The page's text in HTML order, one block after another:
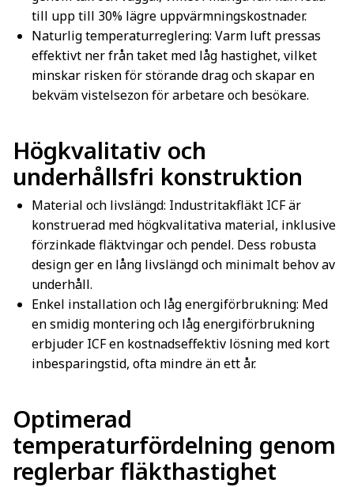
till upp till 30% lägre uppvärmningskostnader.
Naturlig temperaturreglering: Varm luft pressas
effektivt ner från taket med låg hastighet, vilket
minskar risken för störande drag och skapar en
bekväm vistelsezon för arbetare och besökare.
Högkvalitativ och
underhållsfri konstruktion
Material och livslängd: Industritakfläkt ICF är
konstruerad med högkvalitativa material, inklusive
förzinkade fläktvingar och pendel. Dess robusta
design ger en lång livslängd och minimalt behov av
underhåll.
Enkel installation och låg energiförbrukning: Med
en smidig montering och låg energiförbrukning
erbjuder ICF en kostnadseffektiv lösning med kort
inbesparingstid, ofta mindre än ett år.
Optimerad
temperaturfördelning genom
reglerbar fläkthastighet